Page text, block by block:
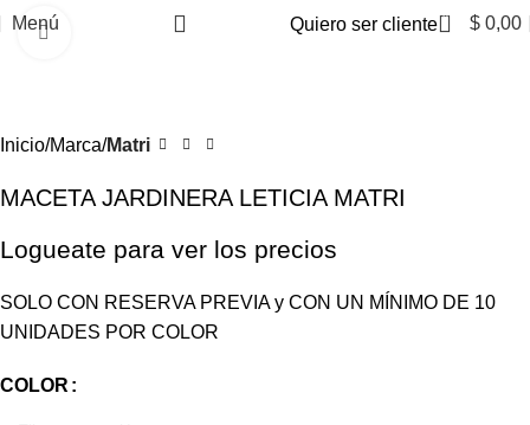
Menú Quiero ser cliente 0 $ 0,00
Clic para ampliar
Inicio Marca Matri
MACETA JARDINERA LETICIA MATRI
Logueate para ver los precios
SOLO CON RESERVA PREVIA y CON UN MÍNIMO DE 10
UNIDADES POR COLOR
COLOR